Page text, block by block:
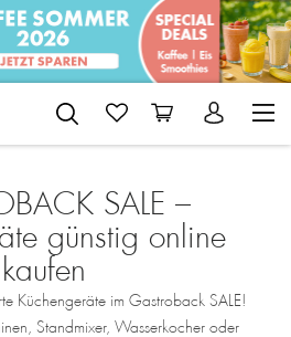
SALE –
günstig online
kaufen
Küchengeräte im Gastroback SALE!
Standmixer, Wasserkocher oder